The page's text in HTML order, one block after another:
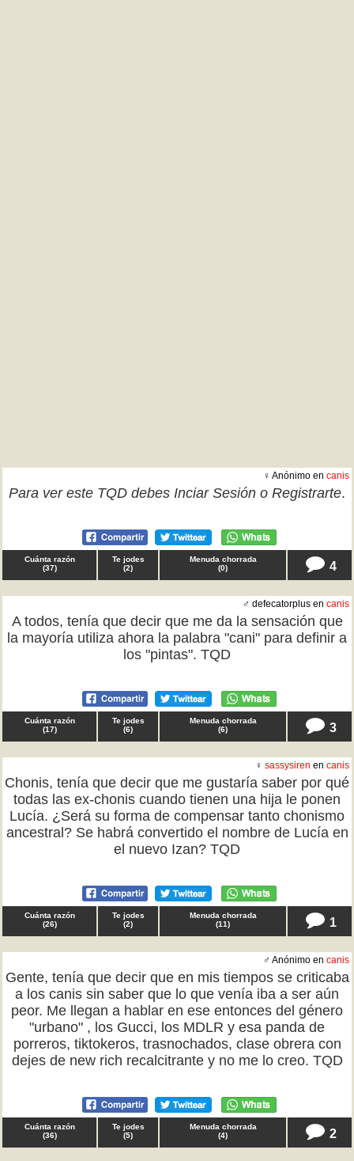
♀ Anónimo en canis
Para ver este TQD debes Inciar Sesión o Registrarte.
Cuánta razón
(37)
Te jodes
(2)
Menuda chorrada
(0) 4
♂ defecatorplus en canis
A todos, tenía que decir que me da la sensación que
la mayoría utiliza ahora la palabra "cani" para definir a
los "pintas". TQD
Cuánta razón
(17)
Te jodes
(6)
Menuda chorrada
(6) 3
♀ sassysiren en canis
Chonis, tenía que decir que me gustaría saber por qué
todas las ex-chonis cuando tienen una hija le ponen
Lucía. ¿Será su forma de compensar tanto chonismo
ancestral? Se habrá convertido el nombre de Lucía en
el nuevo Izan? TQD
Cuánta razón
(26)
Te jodes
(2)
Menuda chorrada
(11) 1
♂ Anónimo en canis
Gente, tenía que decir que en mis tiempos se criticaba
a los canis sin saber que lo que venía iba a ser aún
peor. Me llegan a hablar en ese entonces del género
"urbano" , los Gucci, los MDLR y esa panda de
porreros, tiktokeros, trasnochados, clase obrera con
dejes de new rich recalcitrante y no me lo creo. TQD
Cuánta razón
(36)
Te jodes
(5)
Menuda chorrada
(4) 2